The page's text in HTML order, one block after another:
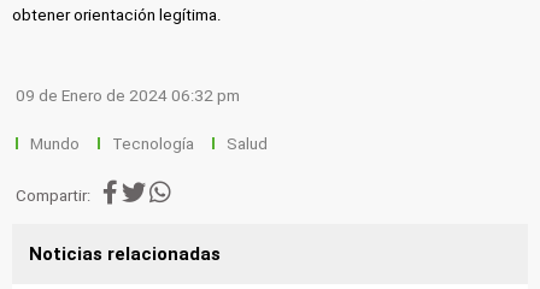
obtener orientación legítima.
09 de Enero de 2024 06:32 pm
Mundo Tecnología Salud
Compartir:
Noticias relacionadas